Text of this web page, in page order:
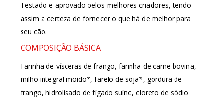
Testado e aprovado pelos melhores criadores, tendo
assim a certeza de fornecer o que há de melhor para
seu cão.
COMPOSIÇÃO BÁSICA
Farinha de vísceras de frango, farinha de carne bovina,
milho integral moído*, farelo de soja*, gordura de
frango, hidrolisado de fígado suíno, cloreto de sódio